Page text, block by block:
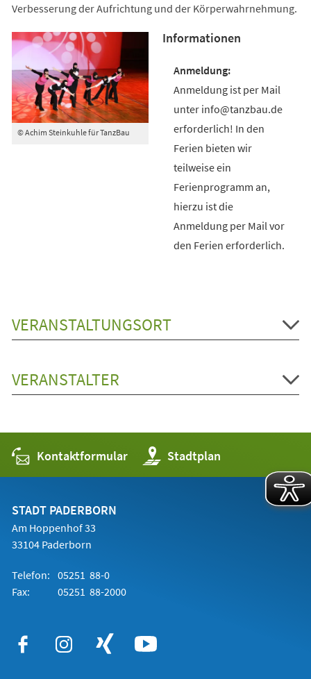
Verbesserung der Aufrichtung und der Körperwahrnehmung.
© Achim Steinkuhle für TanzBau
Informationen
Anmeldung ist per Mail
unter info@tanzbau.de
erforderlich! In den
Ferien bieten wir
teilweise ein
Ferienprogramm an,
hierzu ist die
Anmeldung per Mail vor
den Ferien erforderlich.
VERANSTALTUNGSORT
VERANSTALTER
Kontaktformular Stadtplan
(Öffnet
in
einem
STADT PADERBORN
Am Hoppenhof 33
33104 Paderborn
Telefon: 05251 88-0
Fax:
05251 88-2000